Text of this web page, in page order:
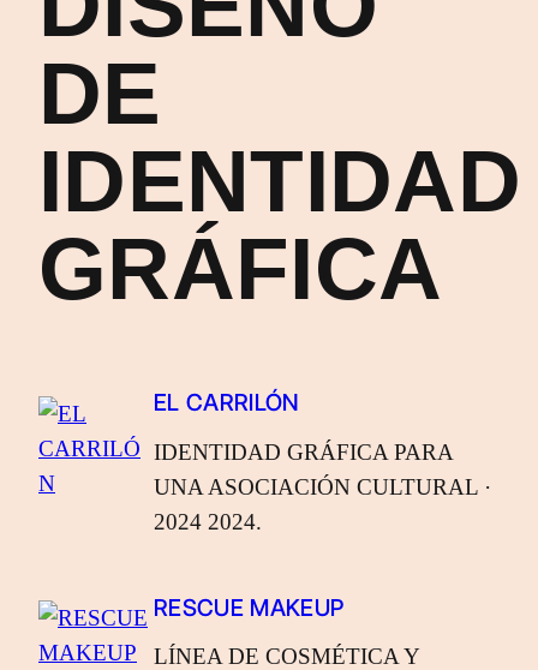
DE
IDENTIDAD
GRÁFICA
EL CARRILÓN
IDENTIDAD GRÁFICA PARA
UNA ASOCIACIÓN CULTURAL ·
2024 2024.
RESCUE MAKEUP
LÍNEA DE COSMÉTICA Y